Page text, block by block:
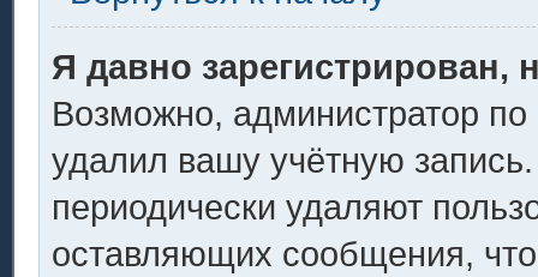
Я давно зарегистрирован,
Возможно, администратор по
удалил вашу учётную
периодически удаляют
оставляющих сообщения,